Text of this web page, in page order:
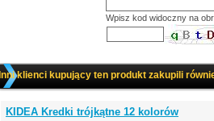
Wpisz kod widoczny na
Inni klienci kupujący ten produkt zakupili
KIDEA Kredki trójkątne 12 kolorów